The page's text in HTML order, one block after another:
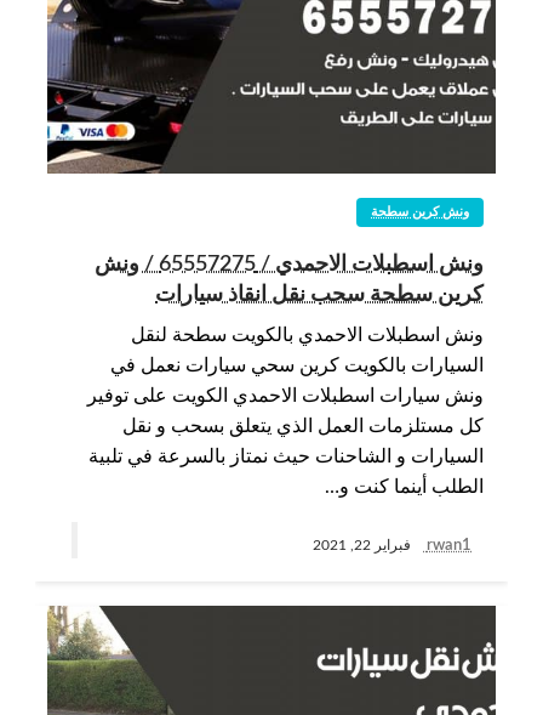
ونش كرين سطحة
ونش اسطبلات الاحمدي / 65557275 / ونش
كرين سطحة سحب نقل انقاذ سيارات
ونش اسطبلات الاحمدي بالكويت سطحة لنقل
السيارات بالكويت كرين سحي سيارات نعمل في
ونش سيارات اسطبلات الاحمدي الكويت على توفير
كل مستلزمات العمل الذي يتعلق بسحب و نقل
السيارات و الشاحنات حيث نمتاز بالسرعة في تلبية
الطلب أينما كنت و…
rwan1 فبراير 22, 2021